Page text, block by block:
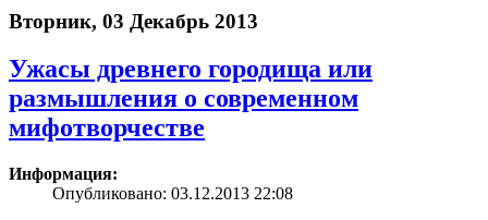
Вторник, 03 Декабрь 2013
Ужасы древнего городища или
размышления о современном
мифотворчестве
Информация:
Опубликовано: 03.12.2013 22:08